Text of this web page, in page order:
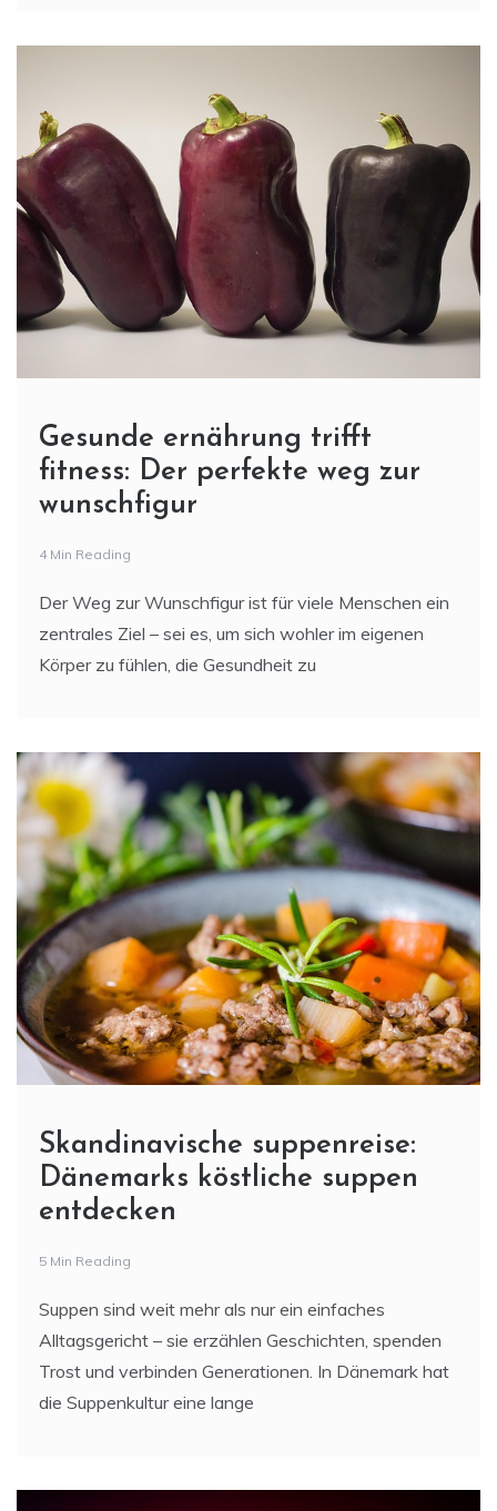
Gesunde ernährung trifft
fitness: Der perfekte weg zur
wunschfigur
4 Min Reading
Der Weg zur Wunschfigur ist für viele Menschen ein
zentrales Ziel – sei es, um sich wohler im eigenen
Körper zu fühlen, die Gesundheit zu
Skandinavische suppenreise:
Dänemarks köstliche suppen
entdecken
5 Min Reading
Suppen sind weit mehr als nur ein einfaches
Alltagsgericht – sie erzählen Geschichten, spenden
Trost und verbinden Generationen. In Dänemark hat
die Suppenkultur eine lange